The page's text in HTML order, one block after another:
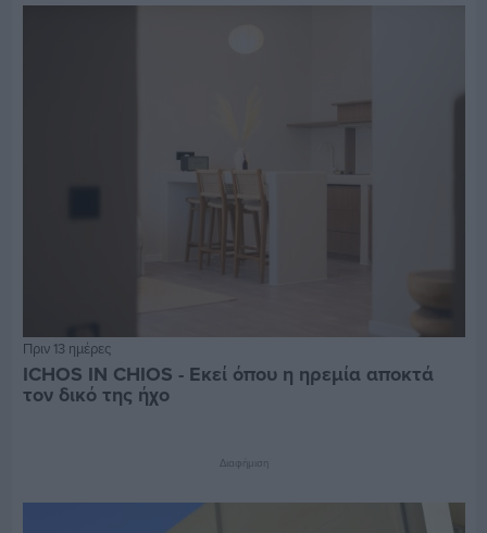
Πριν 13 ημέρες
ICHOS IN CHIOS - Εκεί όπου η ηρεμία αποκτά
τον δικό της ήχο
Διαφήμιση